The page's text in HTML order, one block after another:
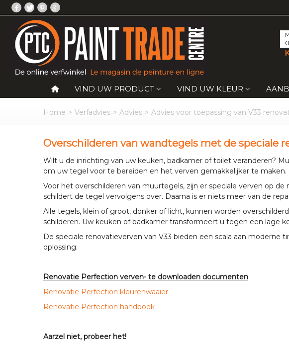
VIND UW PRODUCT VIND UW KLEUR
Home > Verfadvies > Advies > Advies voor toepassing van V33
Overschilderen van wandtegels met de speciale
Wilt u de inrichting van uw keuken, badkamer of toilet veranderen?
om uw tegel voor te bereiden en het verven gemakkelijker te maken.
Voor het overschilderen van muurtegels, zijn er speciale verven op
schildert de tegel vervolgens over. Daarna is er niets meer van de
Alle tegels, klein of groot, donker of licht, kunnen worden
schilderen. Uw keuken of badkamer transformeert u tegen een lage
De speciale renovatieverven van V33 bieden een scala aan
oplossing.
Renovatie Perfection verven- te downloaden documenten
Renovatie Perfection kleurenwaaier
Renovatie Perfection handboek
Aarzel niet, probeer het!